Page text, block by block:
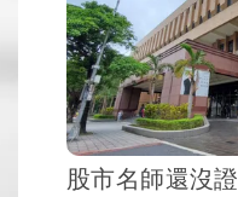
常，「今早還吃一
天變天，引起心肌
至於昨天跌倒，柯
帕金森氏症的藥，
股市名師還沒